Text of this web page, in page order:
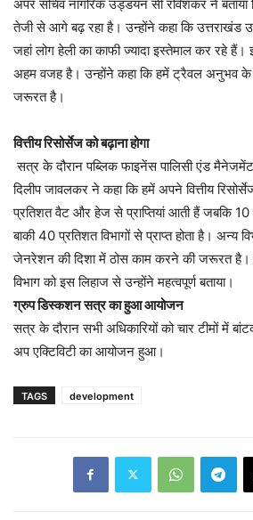
अपर सचिव नागरिक उड्डयन सी रविशंकर ने बताया
तेजी से आगे बढ़ रहा है। उन्होंने कहा कि उत्तराखंड
जहां लोग हेली का काफी ज्यादा इस्तेमाल कर रहे हैं।
अहम वजह है। उन्होंने कहा कि हमें ट्रैवल अनुभव के
जरूरत है।
वित्तीय रिसोर्सेज को बढ़ाना होगा
सत्र के दौरान पब्लिक फाइनेंस पालिसी एंड मैनेजमेंट
दिलीप जावलकर ने कहा कि हमें अपने वित्तीय
प्रतिशत वैट और हेज से प्राप्तियां आती हैं जबकि 10
बाकी 40 प्रतिशत विभागों से प्राप्त होता है। अन्य
जेनरेशन की दिशा में ठोस काम करने की जरूरत
विभाग को इस लिहाज से उन्होंने महत्वपूर्ण बताया।
ग्रुप डिस्कशन सत्र का हुआ आयोजन
सत्र के दौरान सभी अधिकारियों को चार टीमों में
अप एक्टिविटी का आयोजन हुआ।
TAGS development